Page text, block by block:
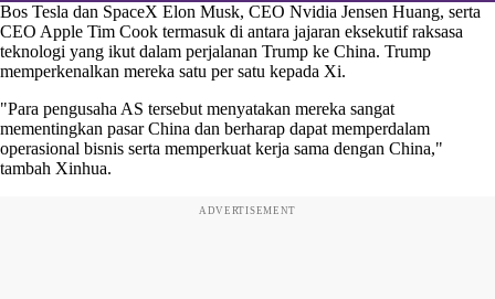
Bos Tesla dan SpaceX Elon Musk, CEO Nvidia Jensen Huang, serta
CEO Apple Tim Cook termasuk di antara jajaran eksekutif raksasa
teknologi yang ikut dalam perjalanan Trump ke China. Trump
memperkenalkan mereka satu per satu kepada Xi.
"Para pengusaha AS tersebut menyatakan mereka sangat
mementingkan pasar China dan berharap dapat memperdalam
operasional bisnis serta memperkuat kerja sama dengan China,"
tambah Xinhua.
ADVERTISEMENT